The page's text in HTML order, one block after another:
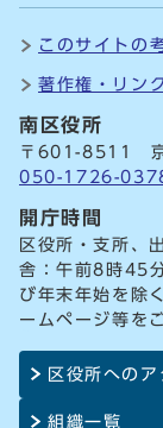
このサイトの
著作権・リン
南区役所
〒601-8511 京
050-1726-
開庁時間
区役所・支所、
舎：午前8時45
び年末年始を除
ームページ等を
区役所へのア
組織一覧